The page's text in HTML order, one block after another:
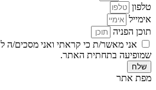
טלפון
אימייל
תוכן הפניה
אני מאשר/ת כי קראתי ואני מסכים/ה ל
שמופיעה בתחתית האתר.
שלח
מפת אתר